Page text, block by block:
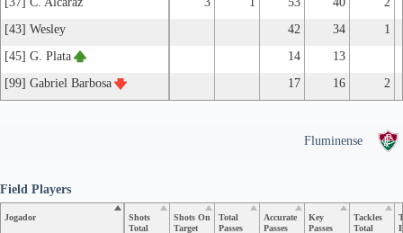
[43] Wesley
42 34
1
[45] G. Plata
14
13
[99] Gabriel Barbosa
17 16 2
Fluminense
Jogador
Shots
Total
Shots On
Target
Total
Passes
Accurate
Passes
Key
Passes
Tackles
Total
Field Players